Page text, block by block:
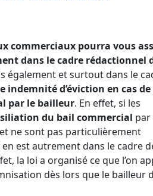
commerciaux pourra vous
dans le cadre rédactionnel
également et surtout dans le
indemnité d’éviction en cas de
par le bailleur. En effet, si les
du bail commercial par
ne sont pas particulièrement
est autrement dans le cadre
la loi a organisé ce que l’on
dès lors que le bailleur